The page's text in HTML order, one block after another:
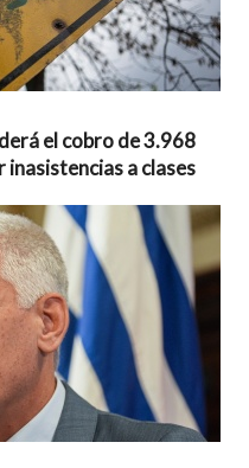
el cobro de 3.968
a clases